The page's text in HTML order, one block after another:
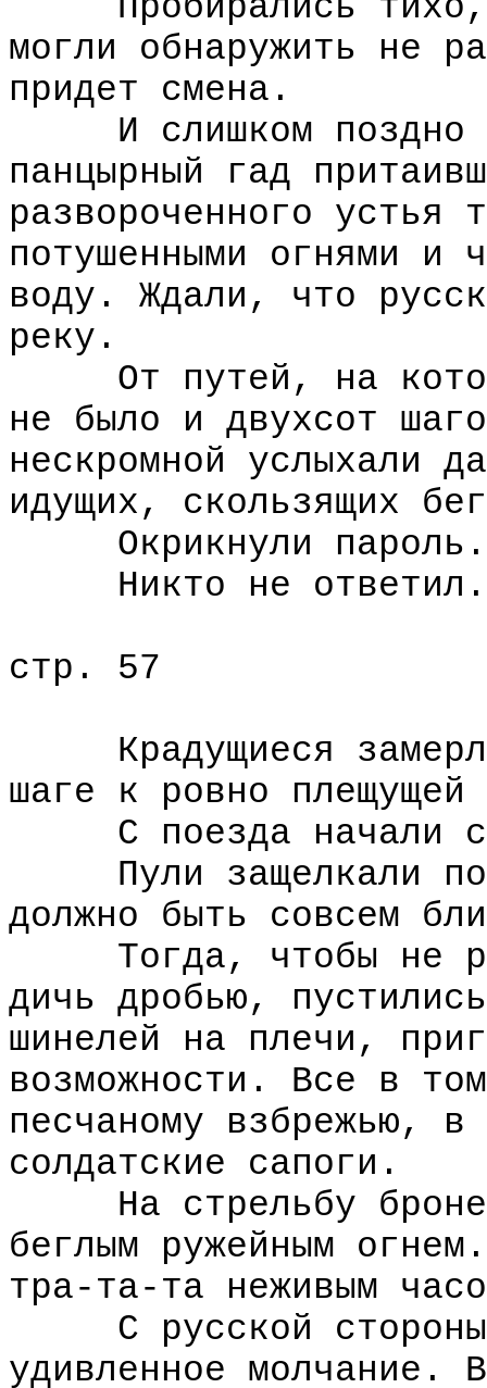
могли обнаружить не
придет смена.
И слишком поздно
панцырный гад
развороченного устья
потушенными огнями и
воду. Ждали, что
реку.
От путей, на
не было и двухсот
нескромной услыхали
идущих, скользящих
Окрикнули пароль.
Никто не ответил.
стр. 57
Крадущиеся
шаге к ровно
С поезда начали
Пули защелкали по
должно быть совсем
Тогда, чтобы не
дичь дробью,
шинелей на плечи,
возможности. Все в
песчаному взбрежью, в
солдатские сапоги.
На стрельбу
беглым ружейным
тра-та-та неживым
С русской стороны
удивленное молчание.